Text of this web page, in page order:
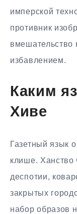
имперской
противник
вмешательство
избавлением.
Каким
Хиве
Газетный язык
клише. Ханство
деспотии,
закрытых
набор образов